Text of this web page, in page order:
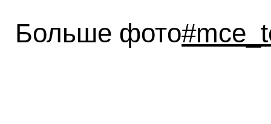
Больше фото